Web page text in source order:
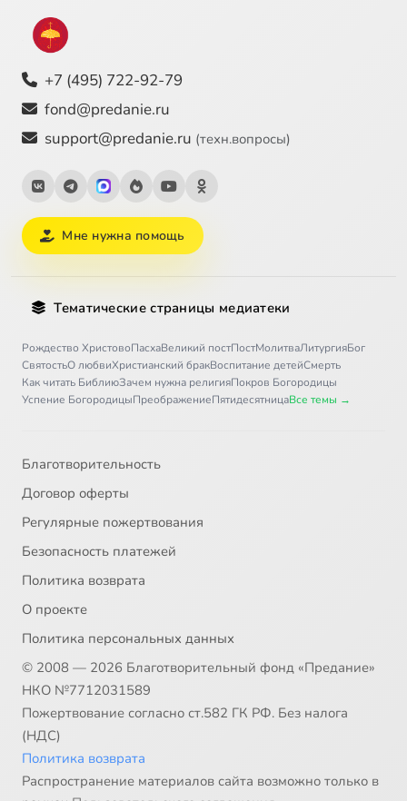
+7 (495) 722-92-79
fond@predanie.ru
support@predanie.ru (техн.вопросы)
Мне нужна помощь
Тематические страницы медиатеки
Рождество ХристовоПасхаВеликий постПостМолитваЛитургияБог
СвятостьО любвиХристианский бракВоспитание детейСмерть
Как читать БиблиюЗачем нужна религияПокров Богородицы
Успение БогородицыПреображениеПятидесятницаВсе темы →
Благотворительность
Договор оферты
Регулярные пожертвования
Безопасность платежей
Политика возврата
О проекте
Политика персональных данных
© 2008 — 2026 Благотворительный фонд «Предание»
НКО №7712031589
Пожертвование согласно ст.582 ГК РФ. Без налога
(НДС)
Политика возврата
Распространение материалов сайта возможно только в